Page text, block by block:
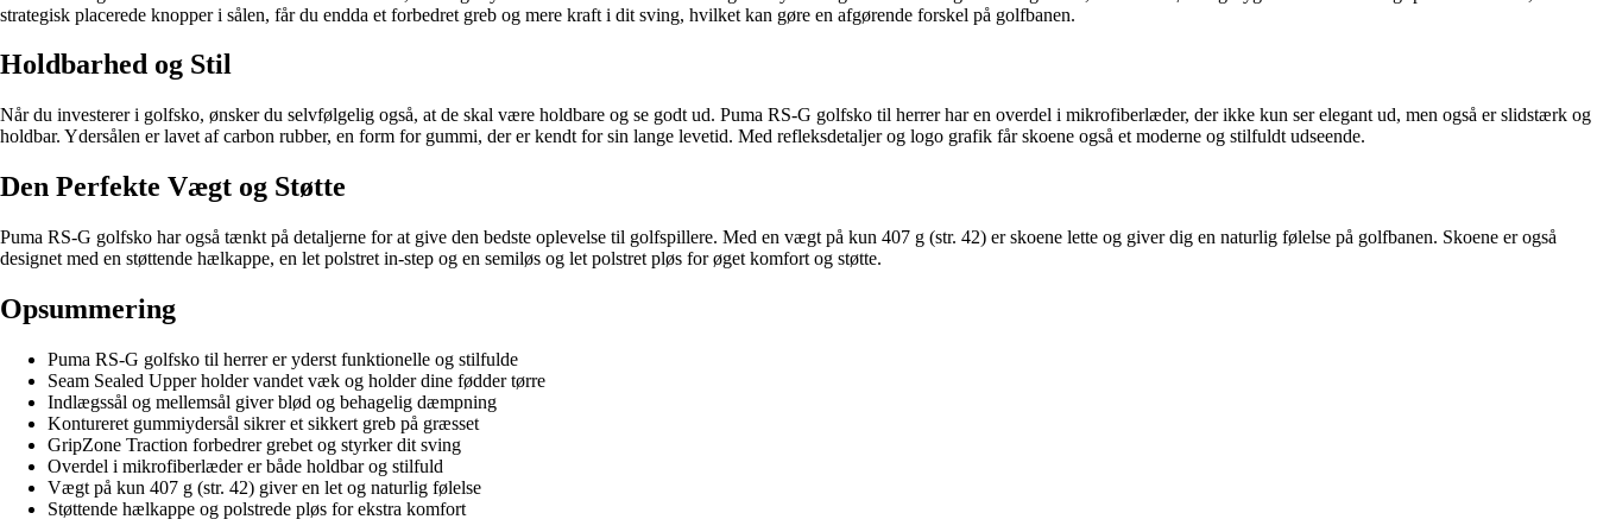
strategisk placerede knopper i sålen, får du endda et forbedret greb og mere kraft i dit sving, hvilket kan gøre en afgørende forskel på golfbanen.
Holdbarhed og Stil
Når du investerer i golfsko, ønsker du selvfølgelig også, at de skal være holdbare og se godt ud. Puma RS-G golfsko til herrer har en overdel i mikrofiberlæder, der ikke kun ser elegant ud, men også er slidstærk og
holdbar. Ydersålen er lavet af carbon rubber, en form for gummi, der er kendt for sin lange levetid. Med refleksdetaljer og logo grafik får skoene også et moderne og stilfuldt udseende.
Den Perfekte Vægt og Støtte
Puma RS-G golfsko har også tænkt på detaljerne for at give den bedste oplevelse til golfspillere. Med en vægt på kun 407 g (str. 42) er skoene lette og giver dig en naturlig følelse på golfbanen. Skoene er også
designet med en støttende hælkappe, en let polstret in-step og en semiløs og let polstret pløs for øget komfort og støtte.
Opsummering
Puma RS-G golfsko til herrer er yderst funktionelle og stilfulde
Seam Sealed Upper holder vandet væk og holder dine fødder tørre
Indlægssål og mellemsål giver blød og behagelig dæmpning
Kontureret gummiydersål sikrer et sikkert greb på græsset
GripZone Traction forbedrer grebet og styrker dit sving
Overdel i mikrofiberlæder er både holdbar og stilfuld
Vægt på kun 407 g (str. 42) giver en let og naturlig følelse
Støttende hælkappe og polstrede pløs for ekstra komfort